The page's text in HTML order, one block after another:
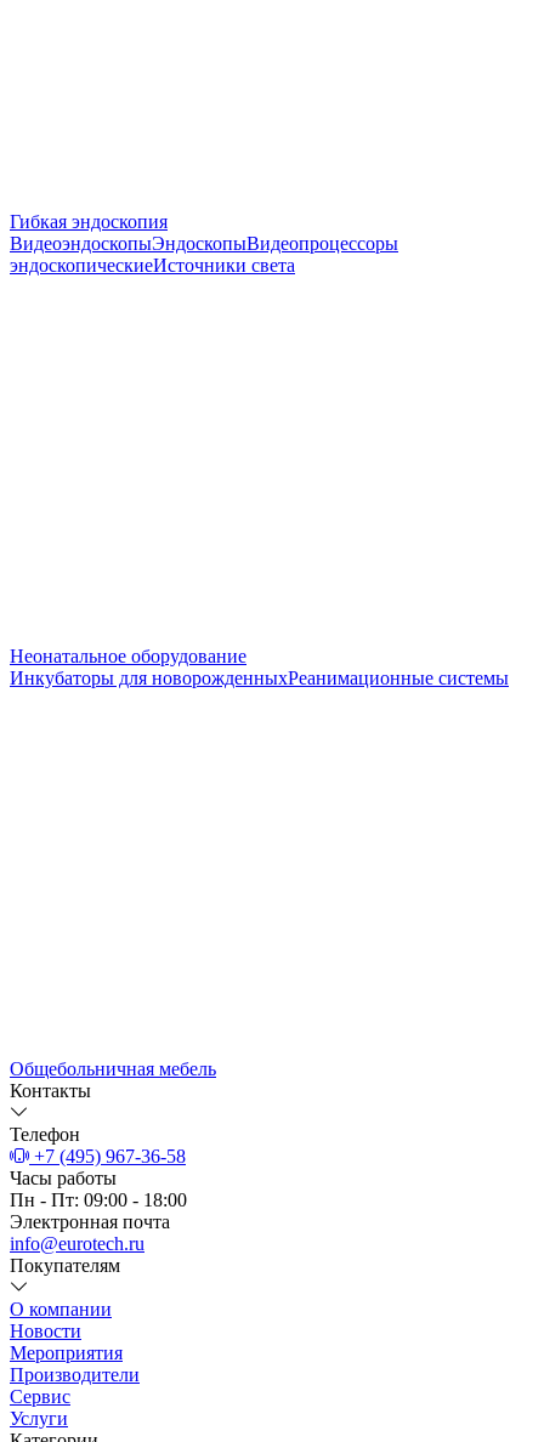
Гибкая эндоскопия
ВидеоэндоскопыЭндоскопыВидеопроцессоры
эндоскопическиеИсточники света
Неонатальное оборудование
Инкубаторы для новорожденныхРеанимационные системы
Общебольничная мебель
Контакты
Телефон
+7 (495) 967-36-58
Часы работы
Пн - Пт: 09:00 - 18:00
Электронная почта
info@eurotech.ru
Покупателям
О компании
Новости
Мероприятия
Производители
Сервис
Услуги